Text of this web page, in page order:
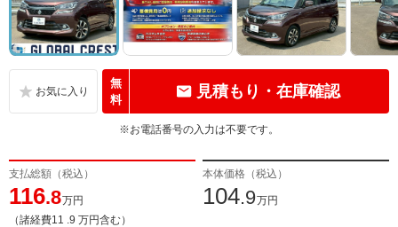
無
料
見積もり・在庫確認
※お電話番号の入力は不要です。
支払総額（税込）
116.8万円
（諸経費11 .9 万円含む）
本体価格（税込）
104.9万円